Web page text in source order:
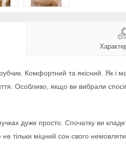
Комфортний та якісний. Як і
Особливо, якщо ви вибрали
дуже просто. Спочатку ви
тільки міцний сон свого